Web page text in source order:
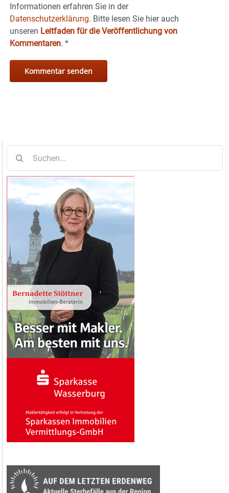
Informationen erfahren Sie in der
Datenschutzerklärung. Bitte lesen Sie hier auch
unseren Leitfaden für die Veröffentlichung von
Kommentaren. *
nach: